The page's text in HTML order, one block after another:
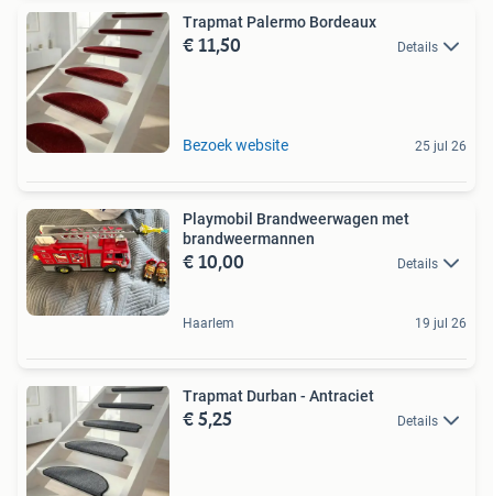
Trapmat Palermo Bordeaux
€ 11,50 Details
Bezoek website 25 jul 26
Playmobil Brandweerwagen met
brandweermannen
€ 10,00 Details
Haarlem 19 jul 26
Trapmat Durban - Antraciet
€ 5,25 Details